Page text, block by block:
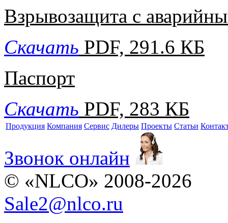
Взрывозащита с
Скачать PDF, 291.6 КБ
Паспорт
Скачать PDF, 283 КБ
Продукция Компания Сервис Дилеры Проекты Статьи
Звонок онлайн
© «NLCO» 2008-2026
Sale2@nlco.ru